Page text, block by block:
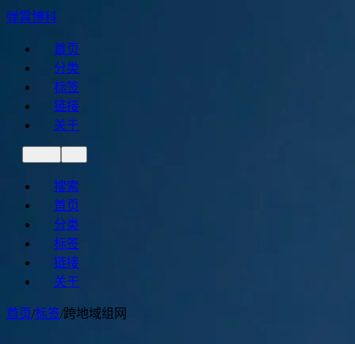
弹霄博科
首页
分类
标签
链接
关于
搜索
首页
分类
标签
链接
关于
首页/标签/跨地域组网